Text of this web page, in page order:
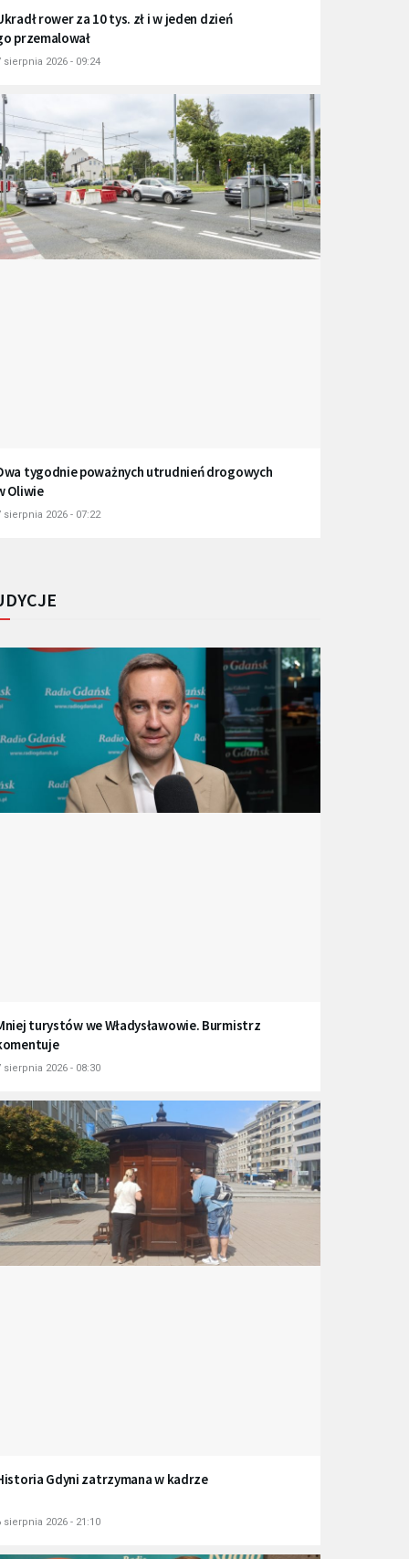
rower za 10 tys. zł i w jeden dzień
przemalował
sierpnia 2026 - 09:24
tygodnie poważnych utrudnień drogowych
Oliwie
sierpnia 2026 - 07:22
turystów we Władysławowie. Burmistrz
sierpnia 2026 - 08:30
Gdyni zatrzymana w kadrze
sierpnia 2026 - 21:10